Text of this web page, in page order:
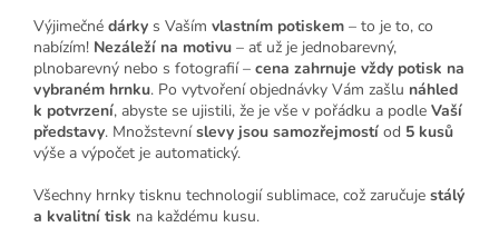
Výjimečné dárky s Vaším vlastním potiskem – to je to, co
nabízím! Nezáleží na motivu – ať už je jednobarevný,
plnobarevný nebo s fotografií – cena zahrnuje vždy potisk na
vybraném hrnku. Po vytvoření objednávky Vám zašlu náhled
k potvrzení, abyste se ujistili, že je vše v pořádku a podle Vaší
představy. Množstevníslevy jsou samozřejmostí od 5 kusů
výše a výpočet je automatický.
Všechny hrnky tisknu technologií sublimace, což zaručuje stálý
a kvalitní tisk na každému kusu.